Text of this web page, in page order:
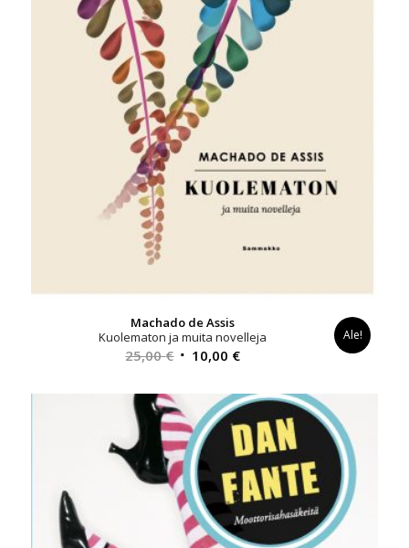
Machado de Assis
Kuolematon ja muita novelleja
25,00€ Alkuperäinen
oli:
25,00 €.
10,00 €Nykyinen
on:
10,00 €.
Ale!